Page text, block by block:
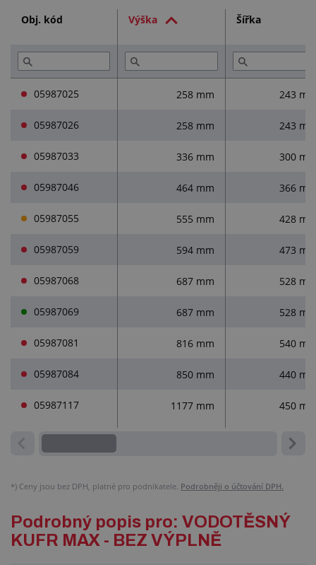
Obj. kód Výška Šířka
05987025 258 mm 243
05987026 258 mm 243
05987033 336 mm 300
05987046 464 mm 366
05987055 555 mm 428
05987059 594 mm 473
05987068 687 mm 528
05987069 687 mm 528
05987081 816 mm 540
05987084 850 mm 440
05987117 1177 mm 450
*) Ceny jsou bez DPH, platné pro podnikatele. Podrobněji o účtování DPH.
Podrobný popis pro: VODOTĚSNÝ
KUFR MAX - BEZ VÝPLNĚ